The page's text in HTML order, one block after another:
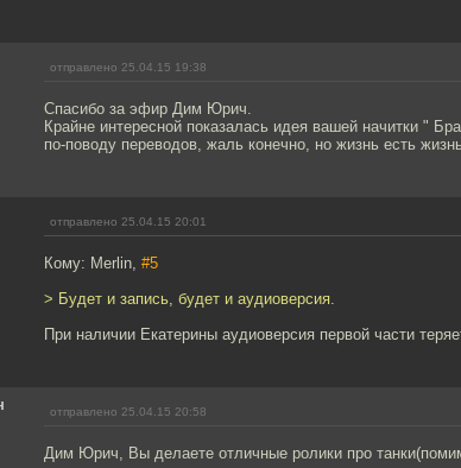
отправлено 25.04.15 19:38
Спасибо за эфир Дим Юрич.
Крайне интересной показалась идея вашей начитки "
по-поводу переводов, жаль конечно, но жизнь есть
отправлено 25.04.15 20:01
Кому: Merlin, #5
> Будет и запись, будет и аудиоверсия.
При наличии Екатерины аудиоверсия первой части
отправлено 25.04.15 20:58
Дим Юрич, Вы делаете отличные ролики про